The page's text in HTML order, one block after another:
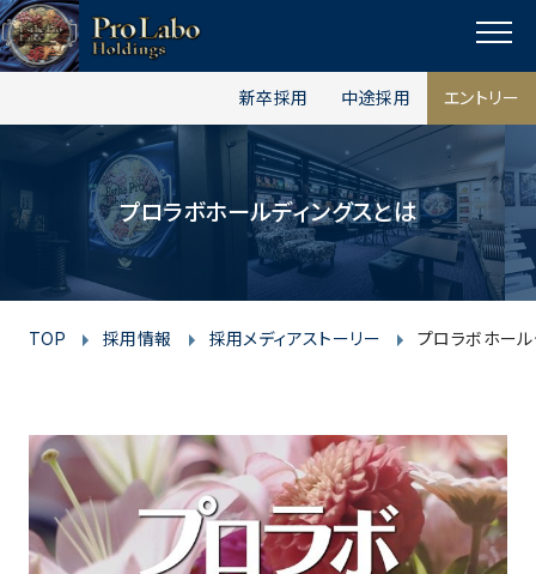
MENU
新卒採用 中途採用 エントリー
プロラボホールディングスとは
TOP 採用情報 採用メディアストーリー プロラボホール
p
a
g
s
t
a
r
m
c
e
b
o
o
k
i
t
t
e
r
u
t
u
b
e